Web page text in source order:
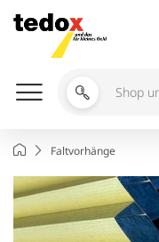
Inhalt
springen
Shop
durchsuchen
StartseiteFaltvorhänge